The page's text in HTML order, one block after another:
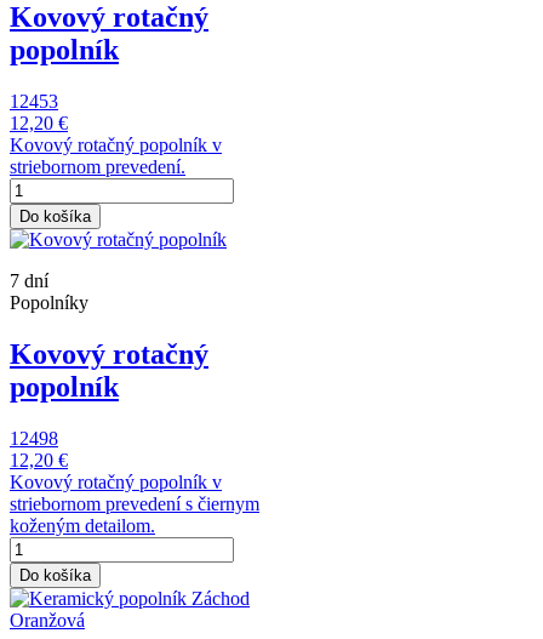
Kovový rotačný
popolník
12453
12,20 €
Kovový rotačný popolník v
striebornom prevedení.
Do košíka
7 dní
Popolníky
Kovový rotačný
popolník
12498
12,20 €
Kovový rotačný popolník v
striebornom prevedení s čiernym
koženým detailom.
Do košíka